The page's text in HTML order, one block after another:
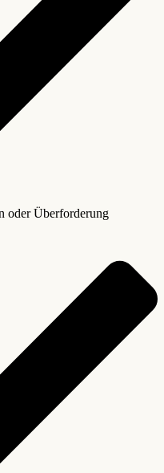
oder Überforderung